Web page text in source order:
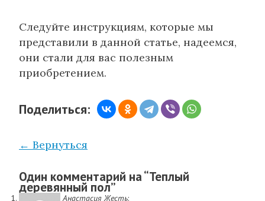
Следуйте инструкциям, которые мы
представили в данной статье, надеемся,
они стали для вас полезным
приобретением.
Поделиться:
← Вернуться
Один комментарий на “Теплый
деревянный пол”
Анастасия Жесть: